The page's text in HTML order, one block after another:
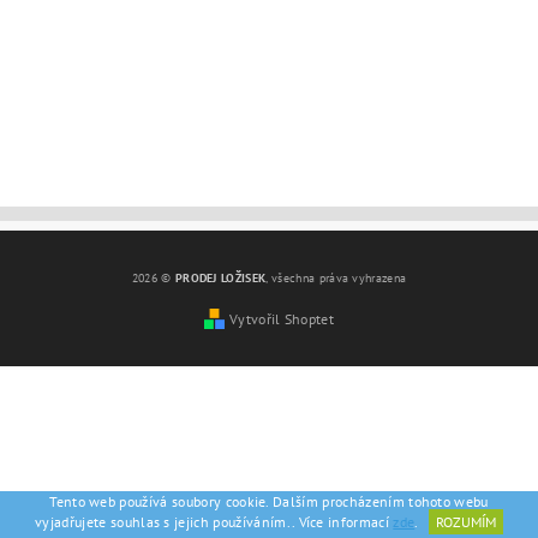
2026 © PRODEJ LOŽISEK, všechna práva vyhrazena
Vytvořil Shoptet
Tento web používá soubory cookie. Dalším procházením tohoto webu
vyjadřujete souhlas s jejich používáním.. Více informací zde. ROZUMÍM